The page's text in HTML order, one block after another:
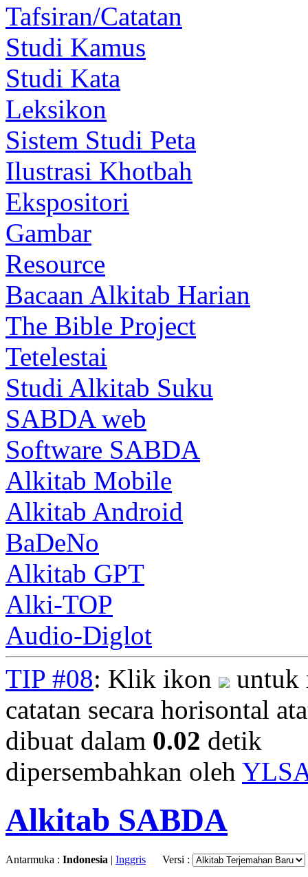
Tafsiran/Catatan
Studi Kamus
Studi Kata
Leksikon
Sistem Studi Peta
Ilustrasi Khotbah
Ekspositori
Gambar
Resource
Bacaan Alkitab Harian
The Bible Project
Tetelestai
Studi Alkitab Suku
SABDA web
Software SABDA
Alkitab Mobile
Alkitab Android
BaDeNo
Alkitab GPT
Alki-TOP
Audio-Diglot
TIP #08: Klik ikon
untuk
catatan secara horisontal
dibuat dalam 0.02 detik
dipersembahkan oleh
Alkitab SABDA
Antarmuka : Indonesia | Inggris Versi :